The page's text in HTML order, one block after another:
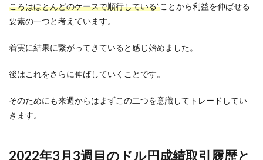
ころはほとんどのケースで順行している”ことから利益を伸ばせる
要素の一つと考えています。
着実に結果に繋がってきていると感じ始めました。
後はこれをさらに伸ばしていくことです。
そのためにも来週からはまずこの二つを意識してトレードしてい
きます。
2022年3月3週目のドル円成績取引履歴と